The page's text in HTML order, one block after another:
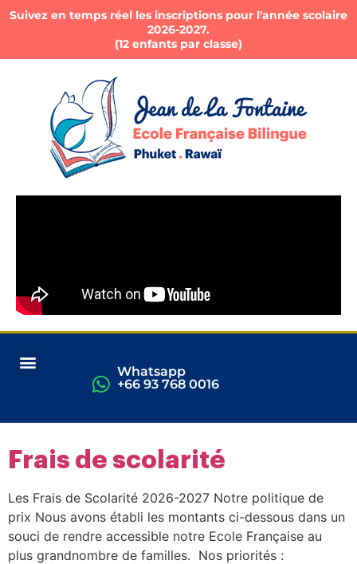
Suivez en temps réel les inscriptions pour l'année scolaire
2026-2027.
(12 enfants par classe)
Whatsapp
+66 93 768 0016
Frais de scolarité
Les Frais de Scolarité 2026-2027 Notre politique de
prix Nous avons établi les montants ci-dessous dans un
souci de rendre accessible notre Ecole Française au
plus grandnombre de familles. Nos priorités :